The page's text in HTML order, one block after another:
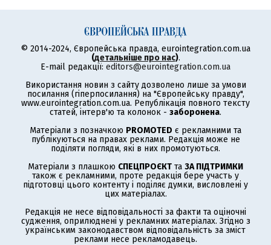
© 2014-2024, Європейська правда, eurointegration.com.ua
(детальніше про нас).
E-mail редакції: editors@eurointegration.com.ua
Використання новин з сайту дозволено лише за умови
посилання (гіперпосилання) на "Європейську правду",
www.eurointegration.com.ua. Републікація повного тексту
статей, інтерв'ю та колонок - заборонена.
Матеріали з позначкою PROMOTED є рекламними та
публікуються на правах реклами. Редакція може не
поділяти погляди, які в них промотуються.
Матеріали з плашкою СПЕЦПРОЄКТ та ЗА ПІДТРИМКИ
також є рекламними, проте редакція бере участь у
підготовці цього контенту і поділяє думки, висловлені у
цих матеріалах.
Редакція не несе відповідальності за факти та оціночні
судження, оприлюднені у рекламних матеріалах. Згідно з
українським законодавством відповідальність за зміст
реклами несе рекламодавець.